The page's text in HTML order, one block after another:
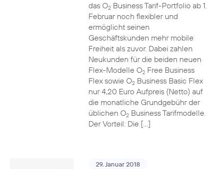
das O2Business Tarif-Portfolio ab 1.
Februar noch flexibler und
ermöglicht seinen
Geschäftskunden mehr mobile
Freiheit als zuvor. Dabei zahlen
Neukunden für die beiden neuen
Flex-Modelle O2Free Business
Flex sowie O2Business Basic Flex
nur 4,20 Euro Aufpreis (Netto) auf
die monatliche Grundgebühr der
üblichen O2Business Tarifmodelle.
Der Vorteil: Die […]
29. Januar 2018